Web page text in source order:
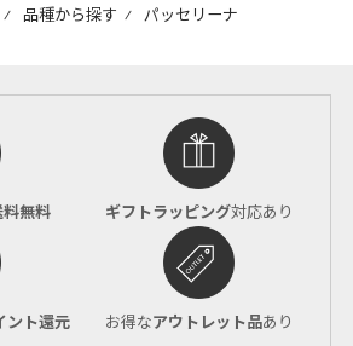
⁄ 品種から探す ⁄ パッセリーナ
無料 ギフトラッピング対応あり
ント還元 お得なアウトレット品あり